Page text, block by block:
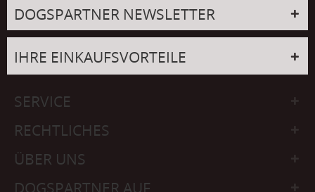
DOGSPARTNER NEWSLETTER
IHRE EINKAUFSVORTEILE
SERVICE
RECHTLICHES
ÜBER UNS
DOGSPARTNER AUF